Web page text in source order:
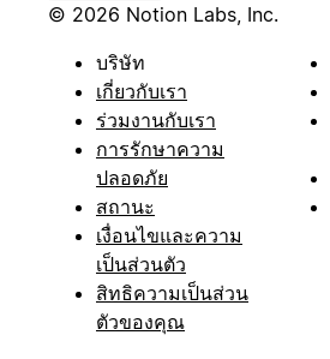
© 2026 Notion Labs, Inc.
บริษัท
เกี่ยวกับเรา
ร่วมงานกับเรา
การรักษาความ
ปลอดภัย
สถานะ
เงื่อนไขและความ
เป็นส่วนตัว
สิทธิความเป็นส่วน
ตัวของคุณ